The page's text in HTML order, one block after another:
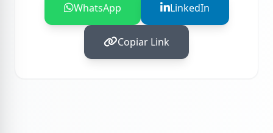
WhatsApp LinkedIn
Copiar Link